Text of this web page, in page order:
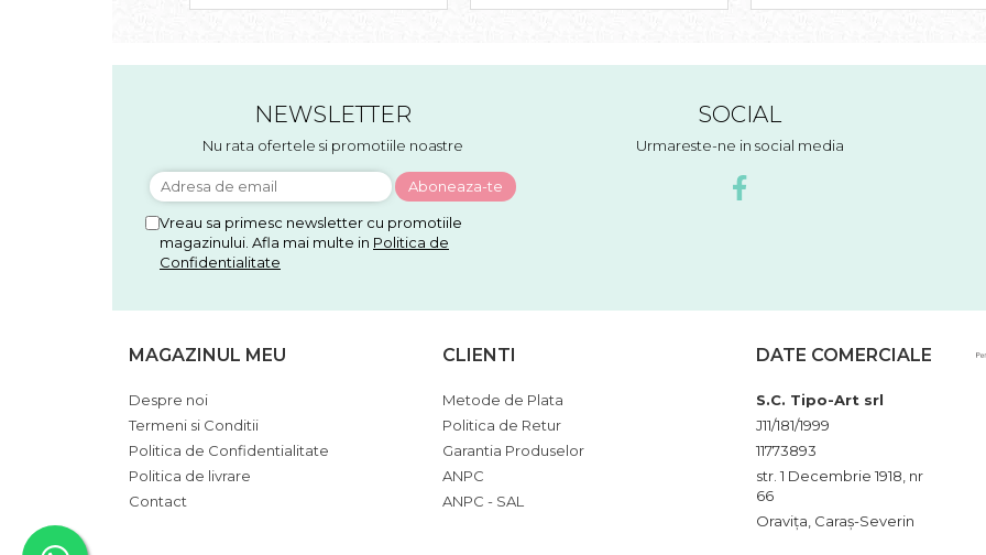
NEWSLETTER
Nu rata ofertele si promotiile noastre
Vreau sa primesc newsletter cu promotiile
magazinului. Afla mai multe in Politica de
Confidentialitate
SOCIAL
Urmareste-ne in social media
MAGAZINUL MEU
Despre noi
Termeni si Conditii
Politica de Confidentialitate
Politica de livrare
Contact
CLIENTI
Metode de Plata
Politica de Retur
Garantia Produselor
ANPC
ANPC - SAL
DATE COMERCIALE
S.C. Tipo-Art srl
J11/181/1999
11773893
str. 1 Decembrie 1918, nr
66
Oravița, Caraș-Severin